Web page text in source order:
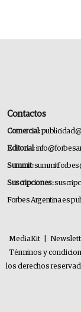
Contactos
Comercial:
Editorial:
Summit:
Suscripciones:
Forbes Argentina es
MediaKit
Términos y
los derechos